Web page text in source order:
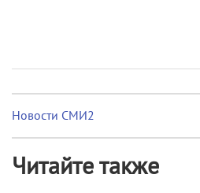
Новости СМИ2
Читайте также